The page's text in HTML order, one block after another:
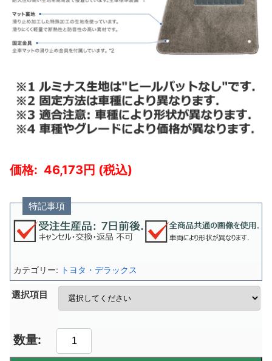
46,173
特記事項
選択項目
カテゴリー: トヨタ・デラックス